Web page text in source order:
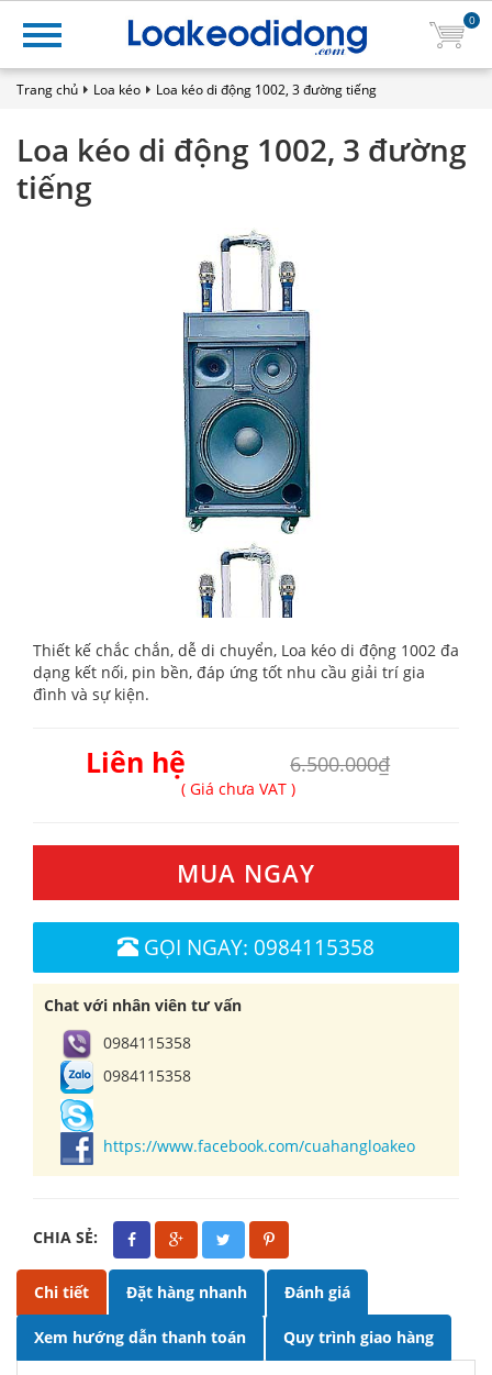
0
Trang chủ Loa kéo Loa kéo di động 1002, 3 đường tiếng
Loa kéo di động 1002, 3 đường
tiếng
Thiết kế chắc chắn, dễ di chuyển, Loa kéo di động 1002 đa
dạng kết nối, pin bền, đáp ứng tốt nhu cầu giải trí gia
đình và sự kiện.
Liên hệ 6.500.000₫
( Giá chưa VAT )
MUA NGAY
GỌI NGAY: 0984115358
Chat với nhân viên tư vấn
0984115358
0984115358
https://www.facebook.com/cuahangloakeo
CHIA SẺ:
Chi tiết Đặt hàng nhanh Đánh giá
Xem hướng dẫn thanh toán Quy trình giao hàng